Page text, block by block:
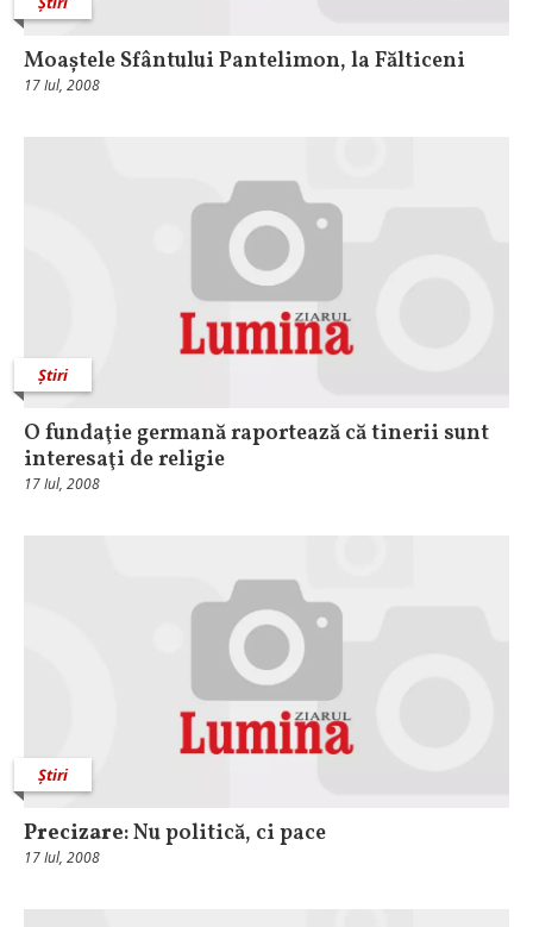
Moaștele Sfântului Pantelimon, la Fălticeni
17 Iul, 2008
Știri
O fundaţie germană raportează că tinerii sunt
interesaţi de religie
17 Iul, 2008
Știri
Precizare: Nu politică, ci pace
17 Iul, 2008